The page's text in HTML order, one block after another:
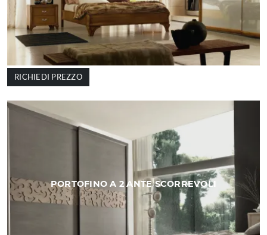
RICHIEDI PREZZO
PORTOFINO A 2 ANTE SCORREVOLI